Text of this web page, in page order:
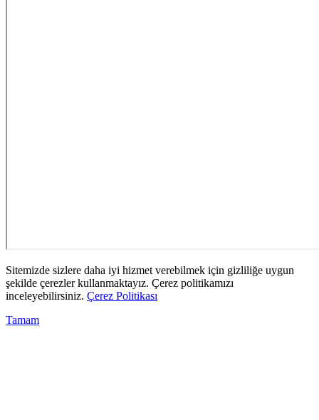
Sitemizde sizlere daha iyi hizmet verebilmek için gizliliğe uygun
şekilde çerezler kullanmaktayız. Çerez politikamızı
inceleyebilirsiniz. Çerez Politikası
Tamam